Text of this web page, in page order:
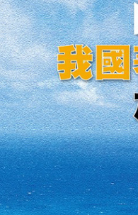
本書上下冊收錄
曉慧、陳思廷、許
信、謝國廉、胡心
共13篇，有探討國
也有討論外國法制
附錄並包括《學者
權法草案修法總說
團體管理辦法」，
發一般讀者對於著